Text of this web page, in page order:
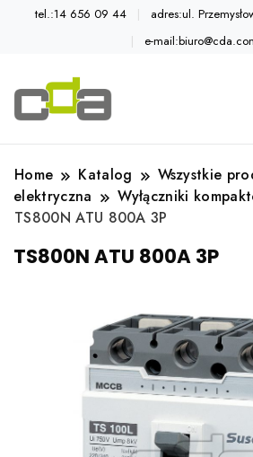
tel.:14 656 09 44
adres:ul.
e-
Home Katalog Wszystkie
elektryczna
Wyłączniki
TS800N ATU 800A 3P
TS800N ATU 800A 3P